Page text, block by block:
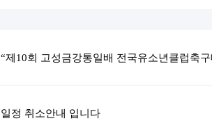
“제10회 고성금강통일배 전국유소년클럽축
일정 취소안내 입니다